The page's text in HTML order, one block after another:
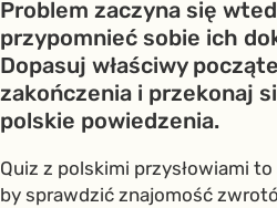
Problem zaczyna się
przypomnieć sobie ich
Dopasuj właściwy
zakończenia i przekonaj
polskie powiedzenia.
Quiz z polskimi przysłowiami
by sprawdzić znajomość